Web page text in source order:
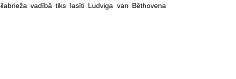
vadībā tiks lasīti Ludviga van Bēthovena